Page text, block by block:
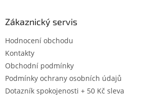
Zákaznický servis
Hodnocení obchodu
Kontakty
Obchodní podmínky
Podmínky ochrany osobních údajů
Dotazník spokojenosti + 50 Kč sleva